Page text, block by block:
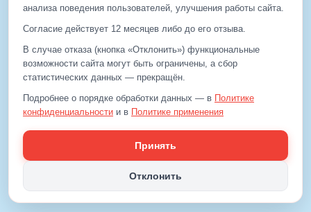
512-00-11
Email:info@eds-korolev.ru
анализа поведения пользователей, улучшения работы сайта.
Согласие действует 12 месяцев либо до его отзыва.
В случае отказа (кнопка «Отклонить») функциональные
возможности сайта могут быть ограничены, а сбор
статистических данных — прекращён.
Подробнее о порядке обработки данных — в Политике
конфиденциальности и в Политике применения
Принять
Отклонить